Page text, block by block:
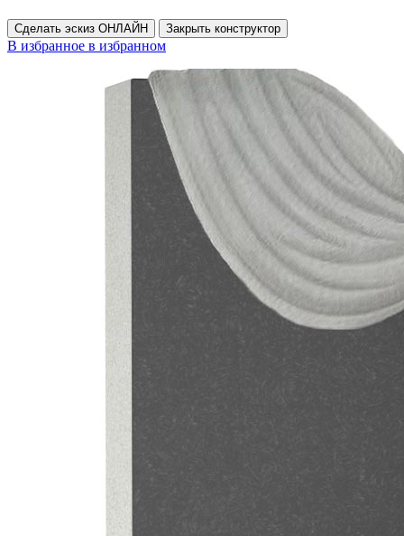
Сделать эскиз ОНЛАЙН Закрыть конструктор
В избранное в избранном